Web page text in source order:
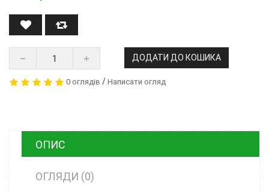
ДОДАТИ ДО КОШИКА
0 оглядів / Написати огляд
ОПИС
ОГЛЯДИ (0)